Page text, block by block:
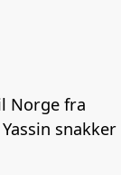
Norge fra
snakker